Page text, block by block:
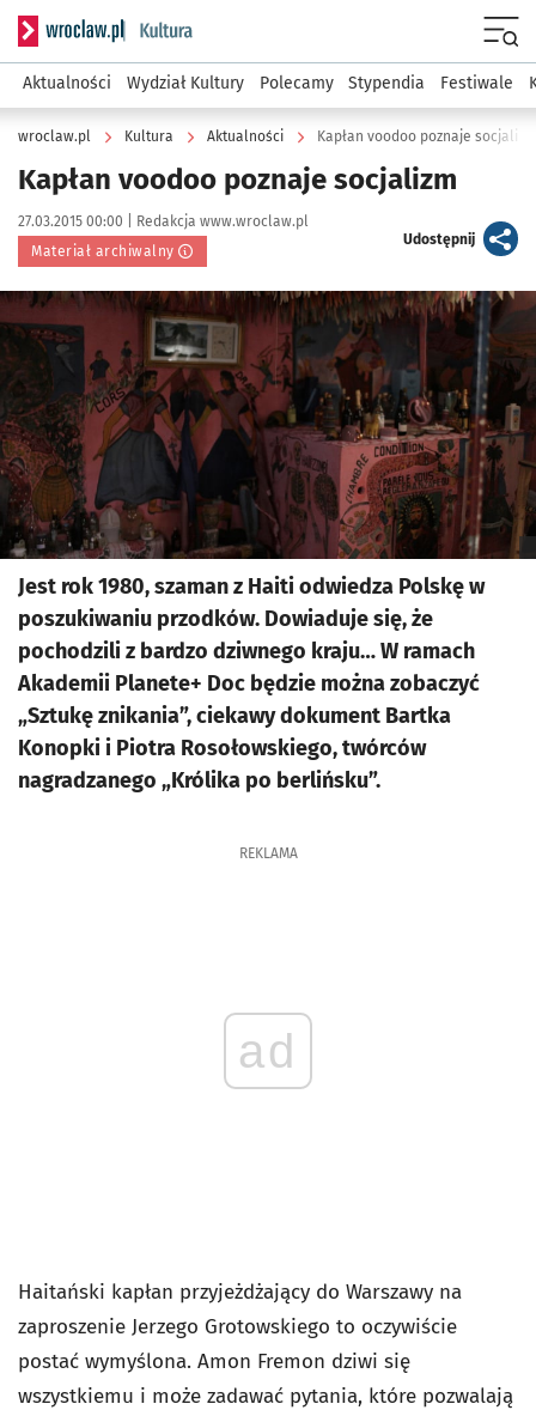
Serwis informacyjny wroclaw.pl podserwis: Kultura
Aktualności Wydział Kultury Polecamy Stypendia Festiwale
wroclaw.pl Kultura Aktualności Kapłan voodoo poznaje socjalizm
Kapłan voodoo poznaje socjalizm
Data publikacji:
27.03.2015 00:00 | Autor:
Redakcja www.wroclaw.pl
Materiał archiwalny
Udostępnijartykuł
Kliknij, aby powiększyć
Jest rok 1980, szaman z Haiti odwiedza Polskę w
poszukiwaniu przodków. Dowiaduje się, że
pochodzili z bardzo dziwnego kraju… W ramach
Akademii Planete+ Doc będzie można zobaczyć
„Sztukę znikania”, ciekawy dokument Bartka
Konopki i Piotra Rosołowskiego, twórców
nagradzanego „Królika po berlińsku”.
REKLAMA
ad
Haitański kapłan przyjeżdżający do Warszawy na
zaproszenie Jerzego Grotowskiego to oczywiście
postać wymyślona. Amon Fremon dziwi się
wszystkiemu i może zadawać pytania, które pozwalają